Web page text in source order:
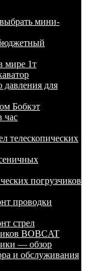
мини-
мире 1т
давления для
Бобкэт
час
телескопических
погрузчиков
проводки
стрел
BOBCAT
— обзор
и обслуживания